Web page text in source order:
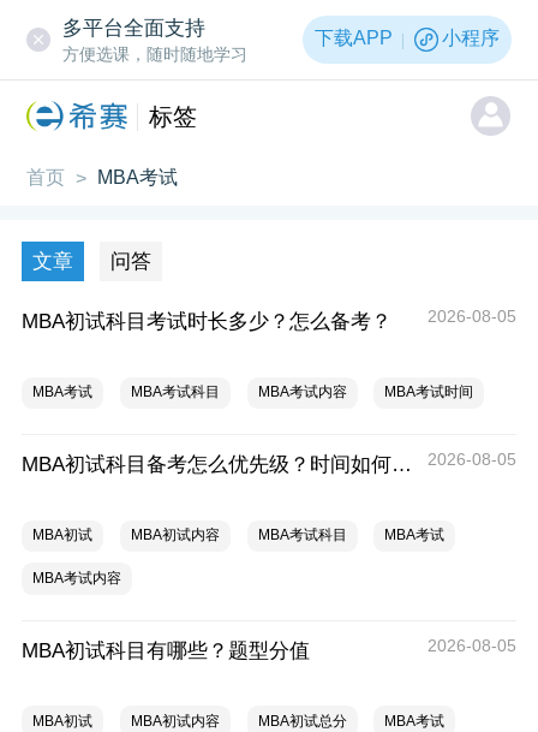
多平台全面支持
方便选课，随时随地学习
下载APP 小程序
标签
首页 > MBA考试
文章 问答
MBA初试科目考试时长多少？怎么备考？ 2026-08-05
MBA考试 MBA考试科目 MBA考试内容 MBA考试时间
MBA初试科目备考怎么优先级？时间如何分配？ 2026-08-05
MBA初试 MBA初试内容 MBA考试科目 MBA考试
MBA考试内容
MBA初试科目有哪些？题型分值 2026-08-05
MBA初试 MBA初试内容 MBA初试总分 MBA考试